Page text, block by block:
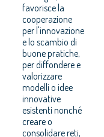
favorisce la
cooperazione
per l'innovazione
e lo scambio di
buone pratiche,
per diffondere e
valorizzare
modelli o idee
innovative
esistenti nonché
creare o
consolidare reti,